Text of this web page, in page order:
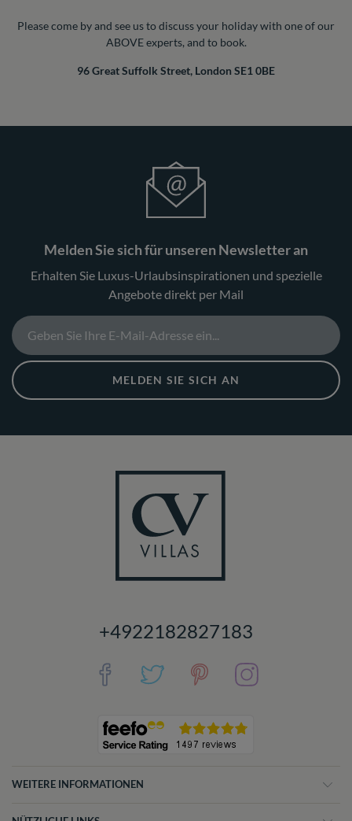
Please come by and see us to discuss your holiday with one of our
ABOVE experts, and to book.
96 Great Suffolk Street, London SE1 0BE
Melden Sie sich für unseren Newsletter an
Erhalten Sie Luxus-Urlaubsinspirationen und spezielle
Angebote direkt per Mail
MELDEN SIE SICH AN
WEITERE INFORMATIONEN
+4922182827183